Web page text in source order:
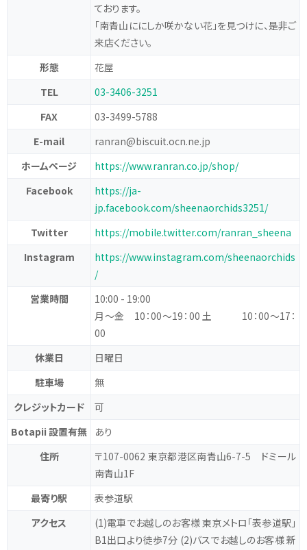
ております。
「南青山ににしか咲かない花」を見つけに、是非ご
来店ください。
形態
花屋
TEL
03-3406-3251
FAX
03-3499-5788
E-mail
ranran@biscuit.ocn.ne.jp
ホームページ
https://www.ranran.co.jp/shop/
Facebook
https://ja-
jp.facebook.com/sheenaorchids3251/
Twitter
https://mobile.twitter.com/ranran_sheena
Instagram
https://www.instagram.com/sheenaorchids
/
営業時間
10:00 - 19:00
月～金 10：00～19：00 土 10：00～17：
00
休業日
日曜日
駐車場
無
クレジットカード
可
Botapii 設置有無
あり
住所
〒107-0062 東京都港区南青山6-7-5 ドミール
南青山1F
最寄り駅
表参道駅
アクセス
(1)電車でお越しのお客様 東京メトロ「表参道駅」
B1出口より徒歩7分 (2)バスでお越しのお客様 新